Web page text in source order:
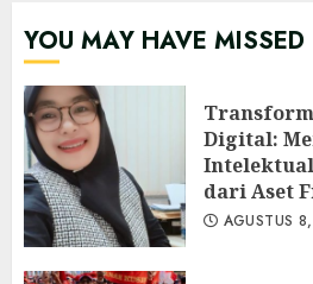
YOU MAY HAVE MISSED
Digital:
dari Aset
AGUSTUS